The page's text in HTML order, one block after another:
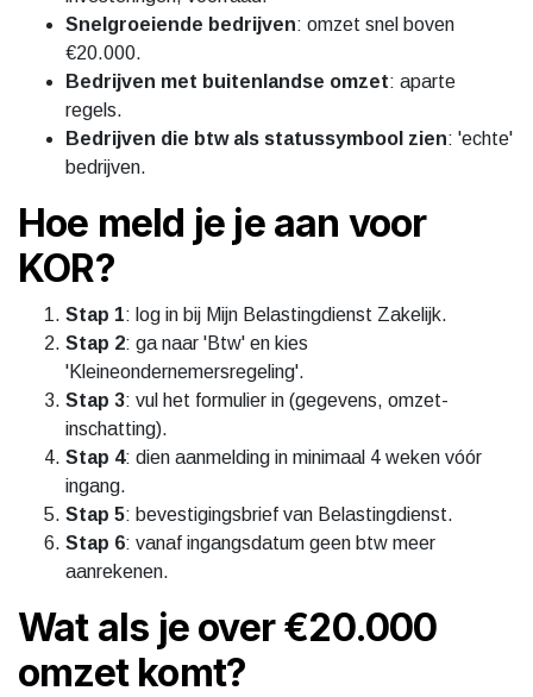
Snelgroeiende bedrijven: omzet snel boven
€20.000.
Bedrijven met buitenlandse omzet: aparte
regels.
Bedrijven die btw als statussymbool zien: 'echte'
bedrijven.
Hoe meld je je aan voor
KOR?
Stap 1: log in bij Mijn Belastingdienst Zakelijk.
Stap 2: ga naar 'Btw' en kies
'Kleineondernemersregeling'.
Stap 3: vul het formulier in (gegevens, omzet-
inschatting).
Stap 4: dien aanmelding in minimaal 4 weken vóór
ingang.
Stap 5: bevestigingsbrief van Belastingdienst.
Stap 6: vanaf ingangsdatum geen btw meer
aanrekenen.
Wat als je over €20.000
omzet komt?